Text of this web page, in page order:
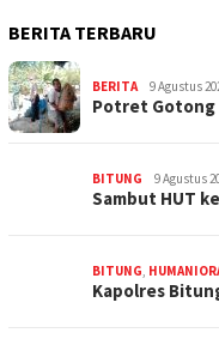
BERITA TERBARU
BERITA 9 Agustus
Potret Gotong
BITUNG 9 Agustus
Sambut HUT
BITUNG
Kapolres